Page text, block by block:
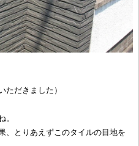
ただきました）
。
、とりあえずこのタイルの目地を